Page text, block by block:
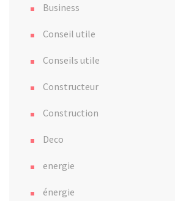
Business
Conseil utile
Conseils utile
Constructeur
Construction
Deco
energie
énergie